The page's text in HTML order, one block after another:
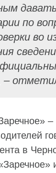
по
во
–
–
в